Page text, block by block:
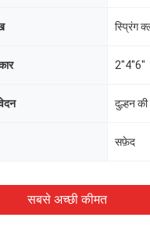
स्प्रिंग
2"4''6"
दुल्हन की
सफ़ेद
सबसे अच्छी कीमत